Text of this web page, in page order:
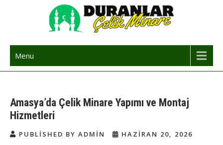
Çelik Minare | Çelik Minare Yapımı
Menu
Amasya’da Çelik Minare Yapımı ve Montaj
Hizmetleri
PUBLISHED BY ADMIN HAZIRAN 20, 2026